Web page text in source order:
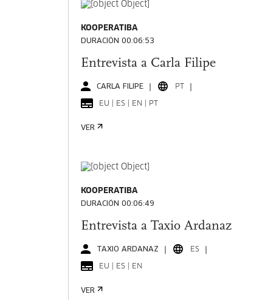
KOOPERATIBA
DURACIÓN 00:06:53
Entrevista a Carla Filipe
CARLA FILIPE PT
EU | ES | EN | PT
VER
KOOPERATIBA
DURACIÓN 00:06:49
Entrevista a Taxio Ardanaz
TAXIO ARDANAZ ES
EU | ES | EN
VER